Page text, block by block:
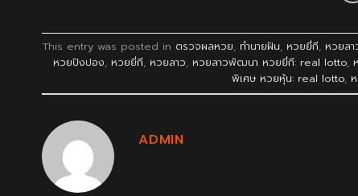
This entry was posted in ตรวจผลหวย, ทำนายฝัน, หวยยี่กี, หวยลา
หวยปิงปอง, หวยยี่กี, หวยลาว, หวยลาวพัฒนา หวยยี่กี: real lotto,
พิเศษ หวยหุ้น: real lotto,
ADMIN